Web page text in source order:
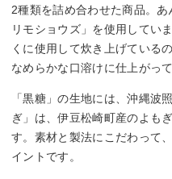
2種類を詰め合わせた商品。
リモショウズ」を使用してい
くに使用して炊き上げている
なめらかな口溶けに仕上がって
「黒糖」の生地には、沖縄波
ぎ」は、伊豆松崎町産のよも
す。素材と製法にこだわって
イントです。